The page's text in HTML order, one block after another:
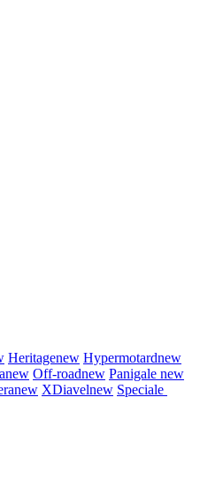
Heritagenew Hypermotardnew
new Off-roadnew Panigale new
new XDiavelnew Speciale